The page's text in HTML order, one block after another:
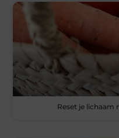
Reset je lichaam